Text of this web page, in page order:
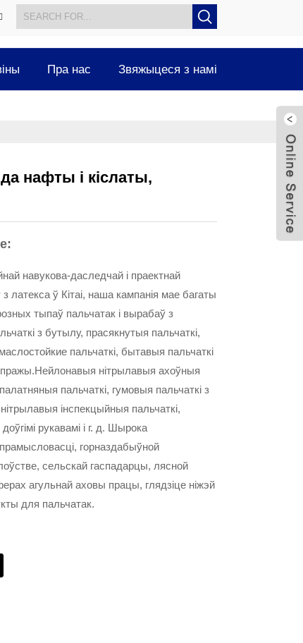
Пра нас Звяжыцеся з намі
нафты і кіслаты,
навукова-даследчай і праектнай
латекса ў Кітаі, наша кампанія мае багаты
тыпаў пальчатак і вырабаў з
з бутылу, прасякнутыя пальчаткі,
пальчаткі, бытавыя пальчаткі
пражы.Нейлонавыя нітрылавыя ахоўныя
пальчаткі, гумовыя пальчаткі з
інспекцыйныя пальчаткі,
рукавамі і г. д. Шырока
горназдабыўной
сельскай гаспадарцы, лясной
агульнай аховы працы, глядзіце ніжэй
для пальчатак.